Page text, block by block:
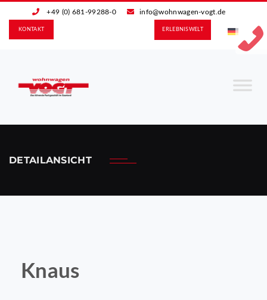
+49 (0) 681-99288-0 info@wohnwagen-vogt.de
ERLEBNIS­WELT
KONTAKT
DETAILANSICHT
Knaus